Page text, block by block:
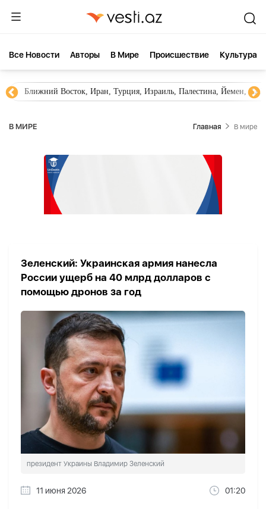
Все Новости Aвторы В Мире Происшествие Культура
Ближний Восток, Иран, Турция, Израиль, Палестина, Йемен,
В МИРЕ Главная В мире
Зеленский: Украинская армия нанесла
России ущерб на 40 млрд долларов с
помощью дронов за год
президент Украины Владимир Зеленский
11 июня 2026 01:20